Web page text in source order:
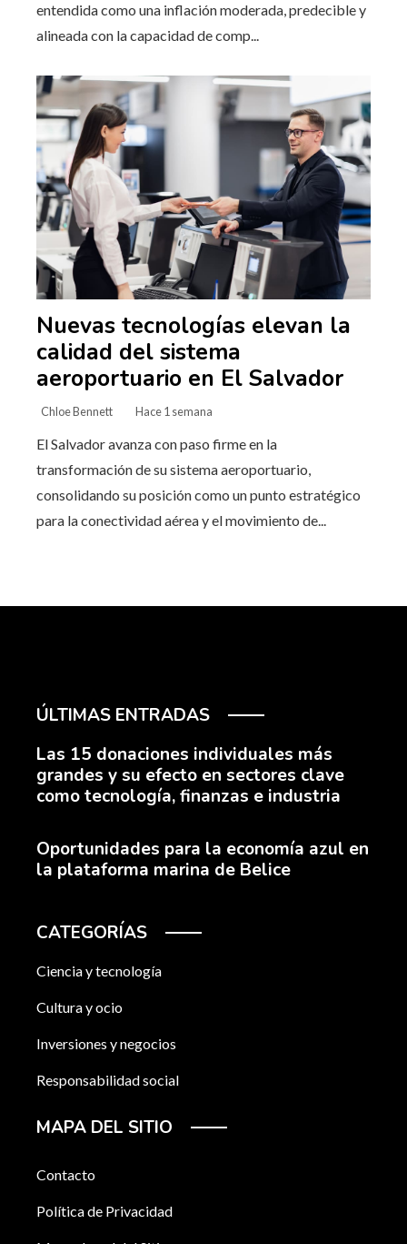
entendida como una inflación moderada, predecible y
alineada con la capacidad de comp...
Nuevas tecnologías elevan la
calidad del sistema
aeroportuario en El Salvador
Chloe Bennett Hace 1 semana
El Salvador avanza con paso firme en la
transformación de su sistema aeroportuario,
consolidando su posición como un punto estratégico
para la conectividad aérea y el movimiento de...
ÚLTIMAS ENTRADAS
Las 15 donaciones individuales más
grandes y su efecto en sectores clave
como tecnología, finanzas e industria
Oportunidades para la economía azul en
la plataforma marina de Belice
CATEGORÍAS
Ciencia y tecnología
Cultura y ocio
Inversiones y negocios
Responsabilidad social
MAPA DEL SITIO
Contacto
Política de Privacidad